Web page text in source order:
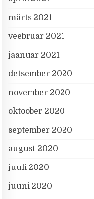
märts 2021
veebruar 2021
jaanuar 2021
detsember 2020
november 2020
oktoober 2020
september 2020
august 2020
juuli 2020
juuni 2020